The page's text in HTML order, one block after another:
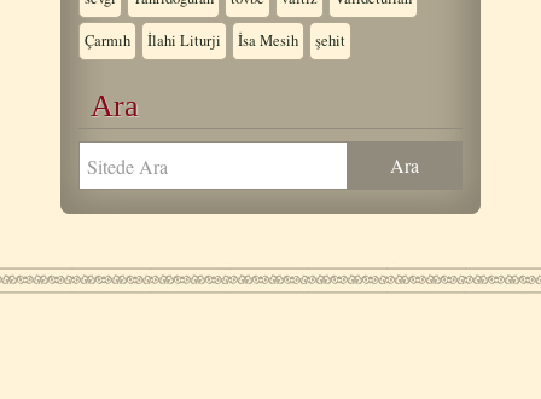
Çarmıh İlahi Liturji İsa Mesih şehit
Ara